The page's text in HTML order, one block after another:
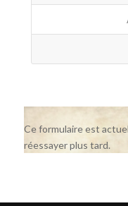
Ce formulaire est
réessayer plus tard.